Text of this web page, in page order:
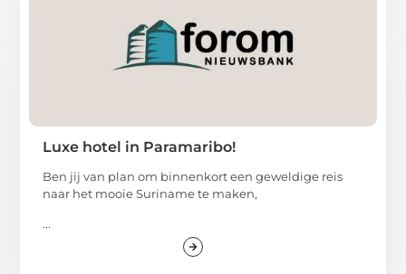
Luxe hotel in Paramaribo!
Ben jij van plan om binnenkort een geweldige reis
naar het mooie Suriname te maken,
...